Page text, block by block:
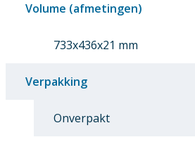
Volume (afmetingen)
733x436x21 mm
Verpakking
Onverpakt